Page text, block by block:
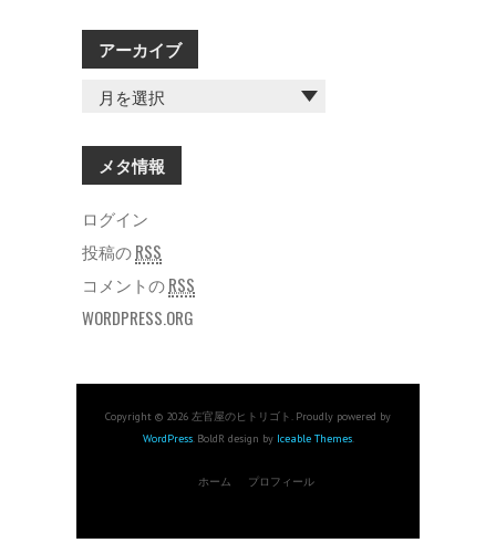
アーカイブ
ア
ー
ブ
メタ情報
ログイン
投稿のRSS
コメントのRSS
WORDPRESS.ORG
Copyright © 2026 左官屋のヒトリゴト. Proudly powered by
WordPress. BoldR design by Iceable Themes.
ホーム プロフィール